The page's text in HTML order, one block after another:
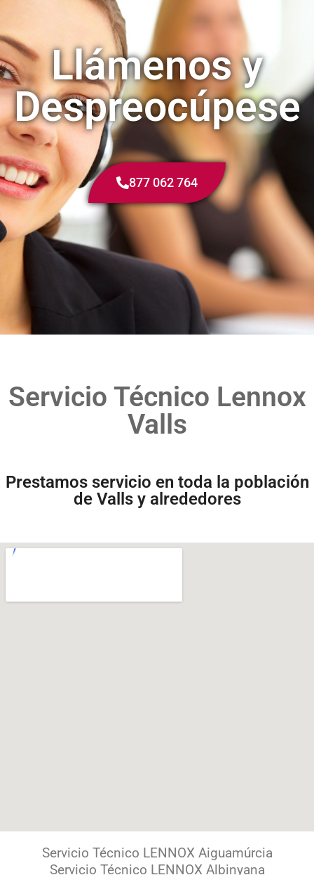
Llámenos y
Despreocúpese
877 062 764
Servicio Técnico Lennox
Valls
Prestamos servicio en toda la población
de Valls y alrededores
Servicio Técnico LENNOX Aiguamúrcia
Servicio Técnico LENNOX Albinyana